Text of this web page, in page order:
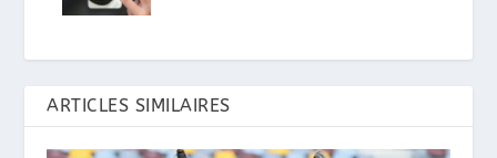
ARTICLES SIMILAIRES